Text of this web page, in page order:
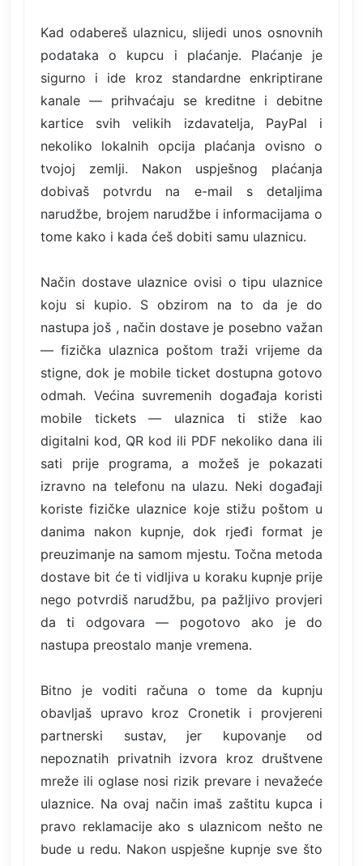
Kad odabereš ulaznicu, slijedi unos osnovnih
podataka o kupcu i plaćanje. Plaćanje je
sigurno i ide kroz standardne enkriptirane
kanale — prihvaćaju se kreditne i debitne
kartice svih velikih izdavatelja, PayPal i
nekoliko lokalnih opcija plaćanja ovisno o
tvojoj zemlji. Nakon uspješnog plaćanja
dobivaš potvrdu na e-mail s detaljima
narudžbe, brojem narudžbe i informacijama o
tome kako i kada ćeš dobiti samu ulaznicu.
Način dostave ulaznice ovisi o tipu ulaznice
koju si kupio. S obzirom na to da je do
nastupa još , način dostave je posebno važan
— fizička ulaznica poštom traži vrijeme da
stigne, dok je mobile ticket dostupna gotovo
odmah. Većina suvremenih događaja koristi
mobile tickets — ulaznica ti stiže kao
digitalni kod, QR kod ili PDF nekoliko dana ili
sati prije programa, a možeš je pokazati
izravno na telefonu na ulazu. Neki događaji
koriste fizičke ulaznice koje stižu poštom u
danima nakon kupnje, dok rjeđi format je
preuzimanje na samom mjestu. Točna metoda
dostave bit će ti vidljiva u koraku kupnje prije
nego potvrdiš narudžbu, pa pažljivo provjeri
da ti odgovara — pogotovo ako je do
nastupa preostalo manje vremena.
Bitno je voditi računa o tome da kupnju
obavljaš upravo kroz Cronetik i provjereni
partnerski sustav, jer kupovanje od
nepoznatih privatnih izvora kroz društvene
mreže ili oglase nosi rizik prevare i nevažeće
ulaznice. Na ovaj način imaš zaštitu kupca i
pravo reklamacije ako s ulaznicom nešto ne
bude u redu. Nakon uspješne kupnje sve što